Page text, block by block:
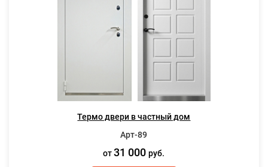
Термо двери в частный дом
Арт-89
от31 000руб.